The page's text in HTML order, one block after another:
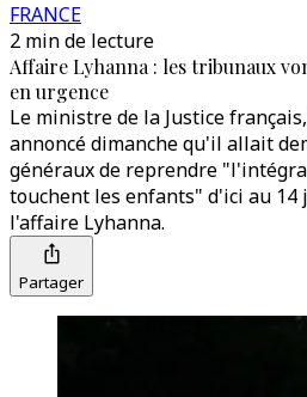
FRANCE
2 min de lecture
Affaire Lyhanna : les tribunaux
en urgence
Le ministre de la Justice
annoncé dimanche qu'il allait
généraux de reprendre
touchent les enfants" d'ici au
l'affaire Lyhanna.
Partager